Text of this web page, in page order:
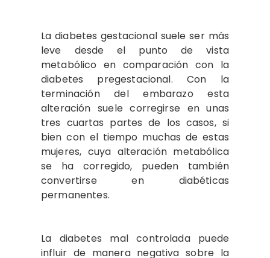
La diabetes gestacional suele ser más
leve desde el punto de vista
metabólico en comparación con la
diabetes pregestacional. Con la
terminación del​ embarazo esta
alteración suele corregirse en unas
tres cuartas partes de los casos, si
bien con el tiempo muchas de estas
mujeres, cuya alteración metabólica
se ha corregido, pueden también
convertirse en diabéticas
permanentes.
La diabetes mal controlada puede
influir de manera negativa sobre la